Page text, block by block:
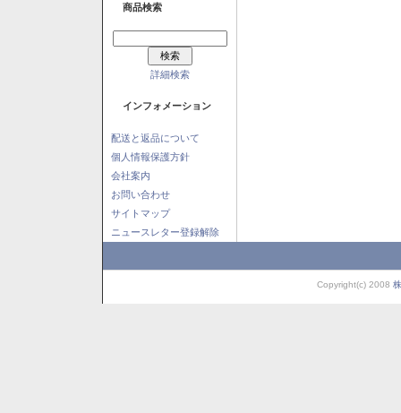
商品検索
詳細検索
インフォメーション
配送と返品について
個人情報保護方針
会社案内
お問い合わせ
サイトマップ
ニュースレター登録解除
Copyright(c) 2008